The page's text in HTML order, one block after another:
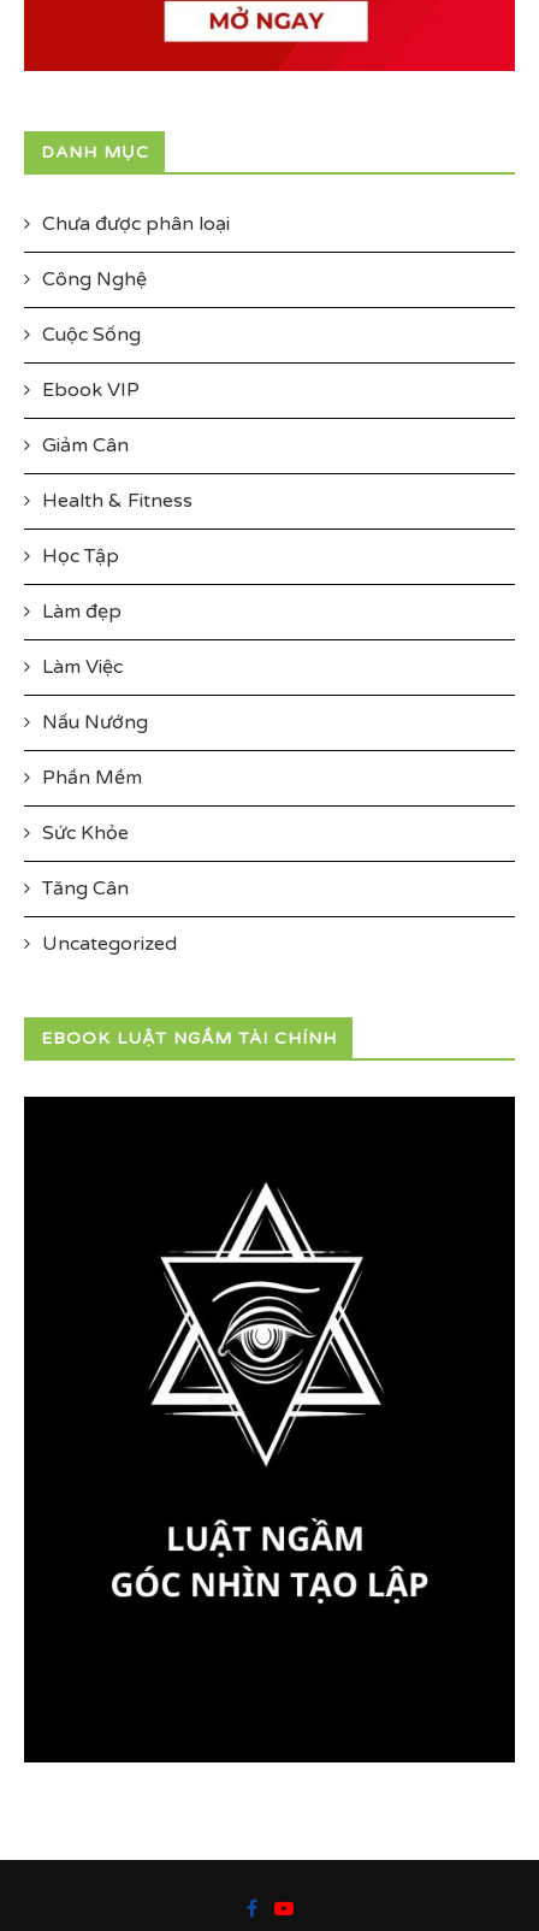
DANH MỤC
Chưa được phân loại
Công Nghệ
Cuộc Sống
Ebook VIP
Giảm Cân
Health & Fitness
Học Tập
Làm đẹp
Làm Việc
Nấu Nướng
Phần Mềm
Sức Khỏe
Tăng Cân
Uncategorized
EBOOK LUẬT NGẦM TÀI CHÍNH